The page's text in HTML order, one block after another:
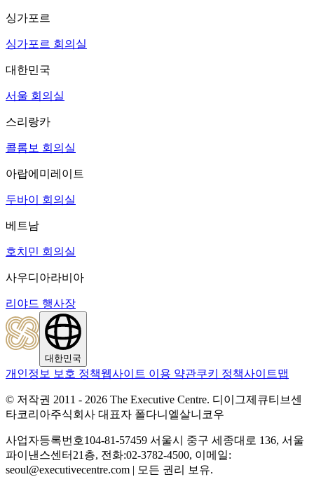
싱가포르
싱가포르 회의실
대한민국
서울 회의실
스리랑카
콜롬보 회의실
아랍에미레이트
두바이 회의실
베트남
호치민 회의실
사우디아라비아
리야드 행사장
대한민국
개인정보 보호 정책웹사이트 이용 약관쿠키 정책사이트맵
© 저작권 2011 - 2026 The Executive Centre. 디이그제큐티브센
타코리아주식회사 대표자 폴다니엘살니코우
사업자등록번호104-81-57459 서울시 중구 세종대로 136, 서울
파이낸스센터21층, 전화:02-3782-4500, 이메일:
seoul@executivecentre.com | 모든 권리 보유.